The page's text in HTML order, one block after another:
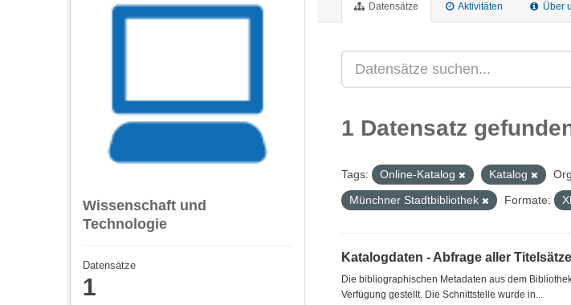
Wissenschaft und
Technologie
Datensätze
1
Datensätze Aktivitäten Über
1 Datensatz
Tags: Online-Katalog Katalog
Münchner Stadtbibliothek
Formate:
Katalogdaten - Abfrage aller Titelsätze
Die bibliographischen Metadaten aus dem
Verfügung gestellt. Die Schnittstelle wurde in...